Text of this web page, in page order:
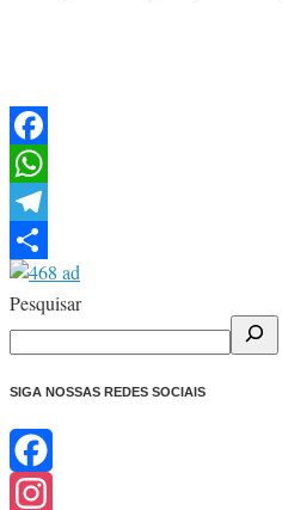
Facebook
WhatsApp
Telegram
Share
Pesquisar
SIGA NOSSAS REDES SOCIAIS
Facebook